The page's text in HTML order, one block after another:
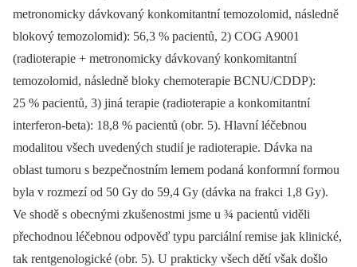
metronomicky dávkovaný konkomitantní temozolomid, následně
blokový temozolomid): 56,3 % pacientů, 2) COG A9001
(radioterapie + metronomicky dávkovaný konkomitantní
temozolomid, následně bloky chemoterapie BCNU/CDDP):
25 % pacientů, 3) jiná terapie (radioterapie a konkomitantní
interferon-beta): 18,8 % pacientů (obr. 5). Hlavní léčebnou
modalitou všech uvedených studií je radioterapie. Dávka na
oblast tumoru s bezpečnostním lemem podaná konformní formou
byla v rozmezí od 50 Gy do 59,4 Gy (dávka na frakci 1,8 Gy).
Ve shodě s obecnými zkušenostmi jsme u ¾ pacientů viděli
přechodnou léčebnou odpověď typu parciální remise jak klinické,
tak rentgenologické (obr. 5). U prakticky všech dětí však došlo